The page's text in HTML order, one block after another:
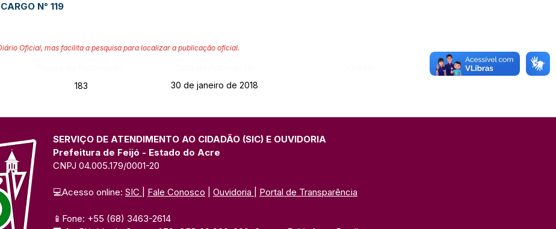
N° 119
Oficial, mas facilita a pesquisa para localizar a publicação oficial.
183 30 de janeiro de 2018
SERVIÇO DE ATENDIMENTO AO CIDADÃO (SIC) E OUVIDORIA
Prefeitura de Feijó - Estado do Acre
CNPJ 04.005.179/0001-20
💻Acesso online: SIC Fale Conosco Ouvidoria Portal de Transparência
📱Fone: +55 (68) 3463-2614